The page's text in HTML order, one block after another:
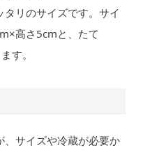
リのサイズです。サイ
高さ5cmと、たて
す。
サイズや冷蔵が必要か